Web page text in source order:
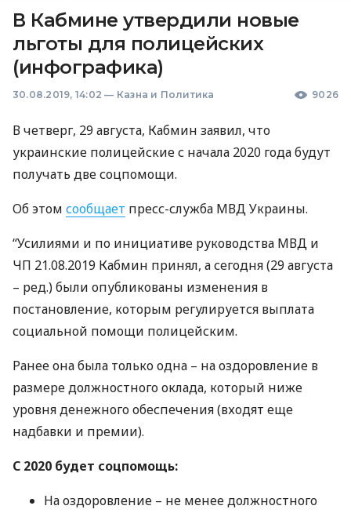
В Кабмине утвердили новые
льготы для полицейских
(инфографика)
30.08.2019, 14:02 — Казна и Политика 9026
В четверг, 29 августа, Кабмин заявил, что
украинские полицейские с начала 2020 года будут
получать две соцпомощи.
Об этом сообщает пресс-служба МВДУкраины.
“Усилиями и по инициативе руководства МВД и
ЧП 21.08.2019 Кабмин принял, а сегодня (29 августа
– ред.) были опубликованы изменения в
постановление, которым регулируется выплата
социальной помощи полицейским.
Ранее она была только одна – на оздоровление в
размере должностного оклада, который ниже
уровня денежного обеспечения (входят еще
надбавки и премии).
С 2020 будет соцпомощь:
На оздоровление – не менее должностного